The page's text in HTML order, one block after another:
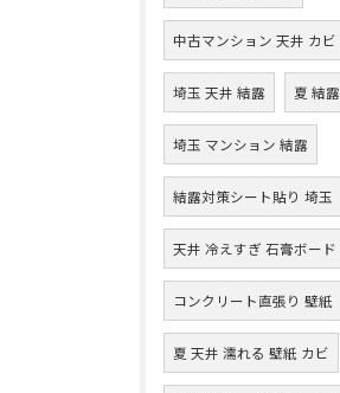
中古マンション 天井 カ
埼玉 天井 結露 夏 結
埼玉 マンション 結露
結露対策シート貼り 埼玉
天井 冷えすぎ 石膏ボード
コンクリート直張り 壁紙
夏 天井 濡れる 壁紙 カビ